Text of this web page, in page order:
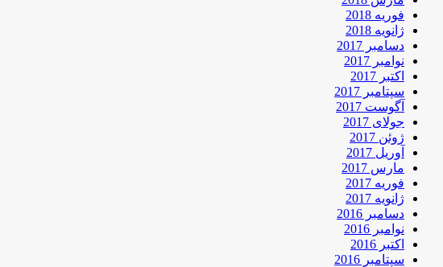
فوریه 2018
ژانویه 2018
دسامبر 2017
نوامبر 2017
اکتبر 2017
سپتامبر 2017
آگوست 2017
جولای 2017
ژوئن 2017
آوریل 2017
مارس 2017
فوریه 2017
ژانویه 2017
دسامبر 2016
نوامبر 2016
اکتبر 2016
سپتامبر 2016